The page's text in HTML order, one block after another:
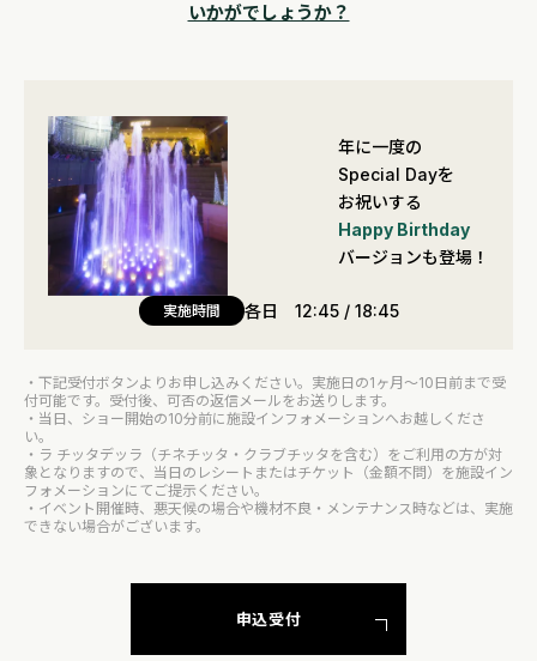
いかがでしょうか？
年に一度の
Special Dayを
お祝いする
Happy Birthday
バージョンも登場！
実施時間 各日 12:45 / 18:45
・下記受付ボタンよりお申し込みください。実施日の1ヶ月～10日前まで受
付可能です。受付後、可否の返信メールをお送りします。
・当日、ショー開始の10分前に施設インフォメーションへお越しくださ
い。
・ラ チッタデッラ（チネチッタ・クラブチッタを含む）をご利用の方が対
象となりますので、当日のレシートまたはチケット（金額不問）を施設イン
フォメーションにてご提示ください。
・イベント開催時、悪天候の場合や機材不良・メンテナンス時などは、実施
できない場合がございます。
申込受付